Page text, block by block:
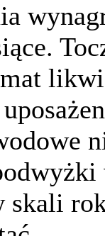
skali